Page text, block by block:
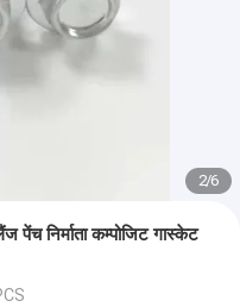
2/6
पेंच निर्माता कम्पोजिट गास्केट